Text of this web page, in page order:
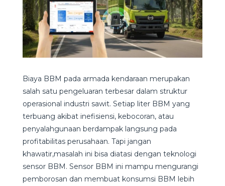
Biaya BBM pada armada kendaraan merupakan
salah satu pengeluaran terbesar dalam struktur
operasional industri sawit. Setiap liter BBM yang
terbuang akibat inefisiensi, kebocoran, atau
penyalahgunaan berdampak langsung pada
profitabilitas perusahaan. Tapi jangan
khawatir,masalah ini bisa diatasi dengan teknologi
sensor BBM. Sensor BBM ini mampu mengurangi
pemborosan dan membuat konsumsi BBM lebih